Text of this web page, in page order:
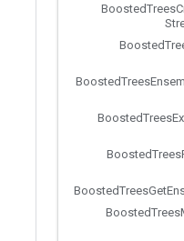
BoostedTrees
Boosted
BoostedTrees
BoostedTrees
BoostedTrees
BoostedTreesGet
BoostedTrees